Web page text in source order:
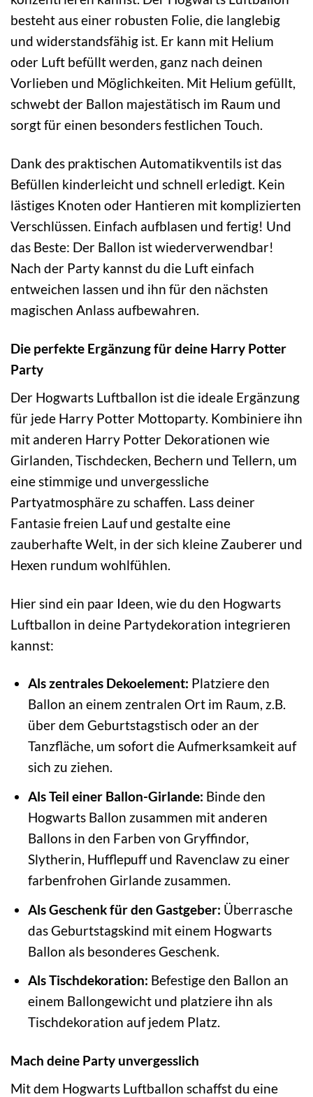
besteht aus einer robusten Folie, die langlebig
und widerstandsfähig ist. Er kann mit Helium
oder Luft befüllt werden, ganz nach deinen
Vorlieben und Möglichkeiten. Mit Helium gefüllt,
schwebt der Ballon majestätisch im Raum und
sorgt für einen besonders festlichen Touch.
Dank des praktischen Automatikventils ist das
Befüllen kinderleicht und schnell erledigt. Kein
lästiges Knoten oder Hantieren mit komplizierten
Verschlüssen. Einfach aufblasen und fertig! Und
das Beste: Der Ballon ist wiederverwendbar!
Nach der Party kannst du die Luft einfach
entweichen lassen und ihn für den nächsten
magischen Anlass aufbewahren.
Die perfekte Ergänzung für deine Harry Potter
Party
Der Hogwarts Luftballon ist die ideale Ergänzung
für jede Harry Potter Mottoparty. Kombiniere ihn
mit anderen Harry Potter Dekorationen wie
Girlanden, Tischdecken, Bechern und Tellern, um
eine stimmige und unvergessliche
Partyatmosphäre zu schaffen. Lass deiner
Fantasie freien Lauf und gestalte eine
zauberhafte Welt, in der sich kleine Zauberer und
Hexen rundum wohlfühlen.
Hier sind ein paar Ideen, wie du den Hogwarts
Luftballon in deine Partydekoration integrieren
kannst:
Als zentrales Dekoelement: Platziere den
Ballon an einem zentralen Ort im Raum, z.B.
über dem Geburtstagstisch oder an der
Tanzfläche, um sofort die Aufmerksamkeit auf
sich zu ziehen.
Als Teil einer Ballon-Girlande: Binde den
Hogwarts Ballon zusammen mit anderen
Ballons in den Farben von Gryffindor,
Slytherin, Hufflepuff und Ravenclaw zu einer
farbenfrohen Girlande zusammen.
Als Geschenk für den Gastgeber: Überrasche
das Geburtstagskind mit einem Hogwarts
Ballon als besonderes Geschenk.
Als Tischdekoration: Befestige den Ballon an
einem Ballongewicht und platziere ihn als
Tischdekoration auf jedem Platz.
Mach deine Party unvergesslich
Mit dem Hogwarts Luftballon schaffst du eine